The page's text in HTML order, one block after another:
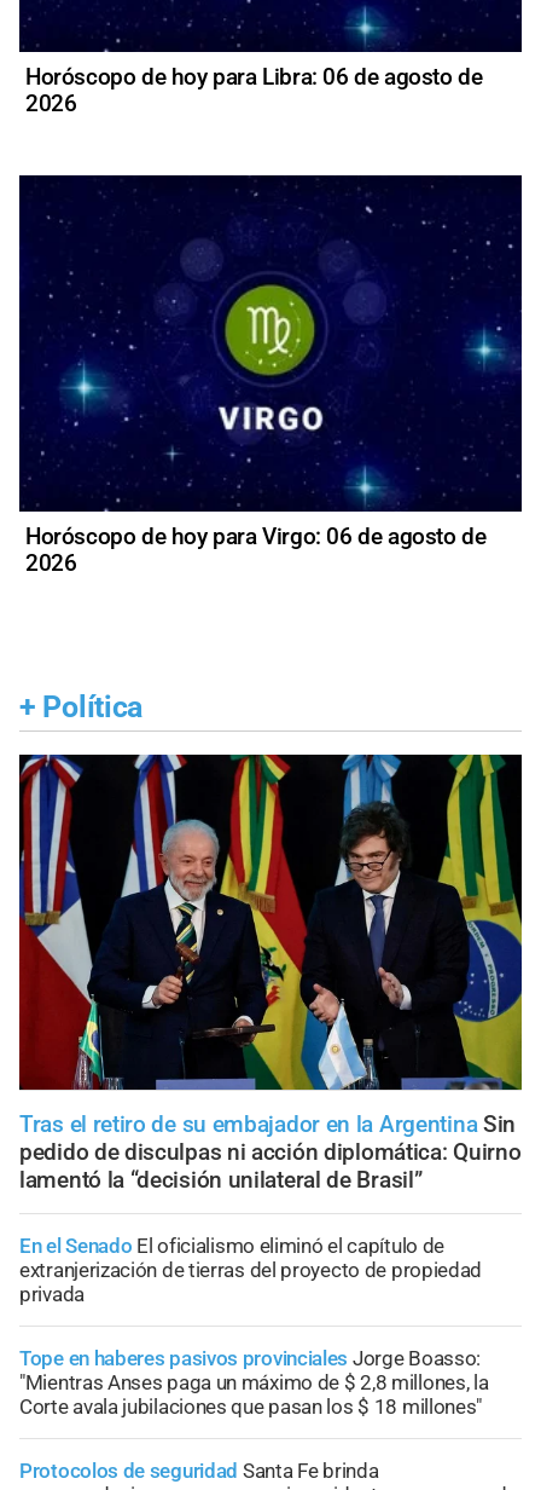
Horóscopo de hoy para Libra: 06 de agosto de
2026
Horóscopo de hoy para Virgo: 06 de agosto de
2026
+ Política
Tras el retiro de su embajador en la Argentina Sin
pedido de disculpas ni acción diplomática: Quirno
lamentó la “decisión unilateral de Brasil”
En el Senado El oficialismo eliminó el capítulo de
extranjerización de tierras del proyecto de propiedad
privada
Tope en haberes pasivos provinciales Jorge Boasso:
"Mientras Anses paga un máximo de $ 2,8 millones, la
Corte avala jubilaciones que pasan los $ 18 millones"
Protocolos de seguridad Santa Fe brinda